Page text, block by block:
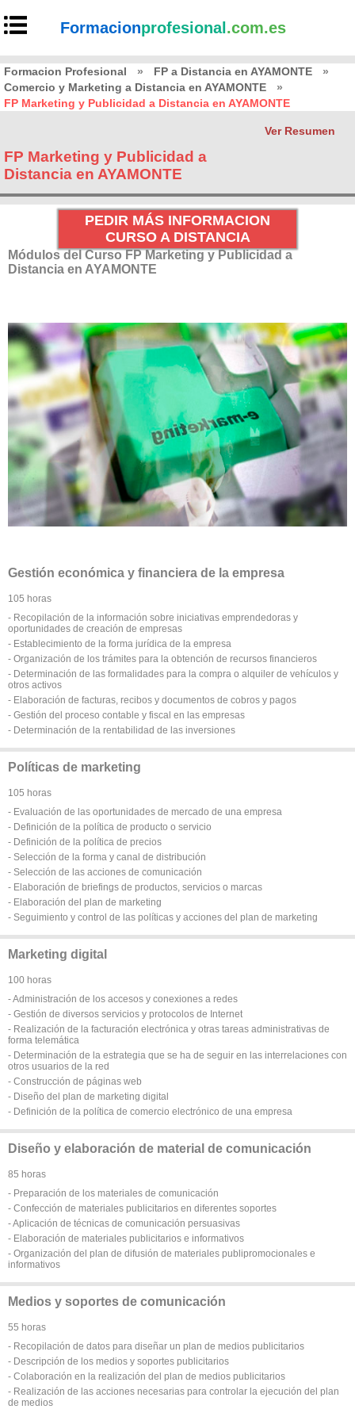
Formacionprofesional .com.es
Formacion Profesional » FP a Distancia en AYAMONTE
»
Comercio y Marketing a Distancia en AYAMONTE
»
FP Marketing y Publicidad a Distancia en AYAMONTE
Ver Resumen
FP Marketing y Publicidad a
Distancia en AYAMONTE
PEDIR MÁS INFORMACION
CURSO A DISTANCIA
Módulos del Curso FP Marketing y Publicidad a
Distancia en AYAMONTE
Gestión económica y financiera de la empresa
105 horas
- Recopilación de la información sobre iniciativas emprendedoras y
oportunidades de creación de empresas
- Establecimiento de la forma jurídica de la empresa
- Organización de los trámites para la obtención de recursos financieros
- Determinación de las formalidades para la compra o alquiler de vehículos y
otros activos
- Elaboración de facturas, recibos y documentos de cobros y pagos
- Gestión del proceso contable y fiscal en las empresas
- Determinación de la rentabilidad de las inversiones
Políticas de marketing
105 horas
- Evaluación de las oportunidades de mercado de una empresa
- Definición de la política de producto o servicio
- Definición de la política de precios
- Selección de la forma y canal de distribución
- Selección de las acciones de comunicación
- Elaboración de briefings de productos, servicios o marcas
- Elaboración del plan de marketing
- Seguimiento y control de las políticas y acciones del plan de marketing
Marketing digital
100 horas
- Administración de los accesos y conexiones a redes
- Gestión de diversos servicios y protocolos de Internet
- Realización de la facturación electrónica y otras tareas administrativas de
forma telemática
- Determinación de la estrategia que se ha de seguir en las interrelaciones con
otros usuarios de la red
- Construcción de páginas web
- Diseño del plan de marketing digital
- Definición de la política de comercio electrónico de una empresa
Diseño y elaboración de material de comunicación
85 horas
- Preparación de los materiales de comunicación
- Confección de materiales publicitarios en diferentes soportes
- Aplicación de técnicas de comunicación persuasivas
- Elaboración de materiales publicitarios e informativos
- Organización del plan de difusión de materiales publipromocionales e
informativos
Medios y soportes de comunicación
55 horas
- Recopilación de datos para diseñar un plan de medios publicitarios
- Descripción de los medios y soportes publicitarios
- Colaboración en la realización del plan de medios publicitarios
- Realización de las acciones necesarias para controlar la ejecución del plan
de medios